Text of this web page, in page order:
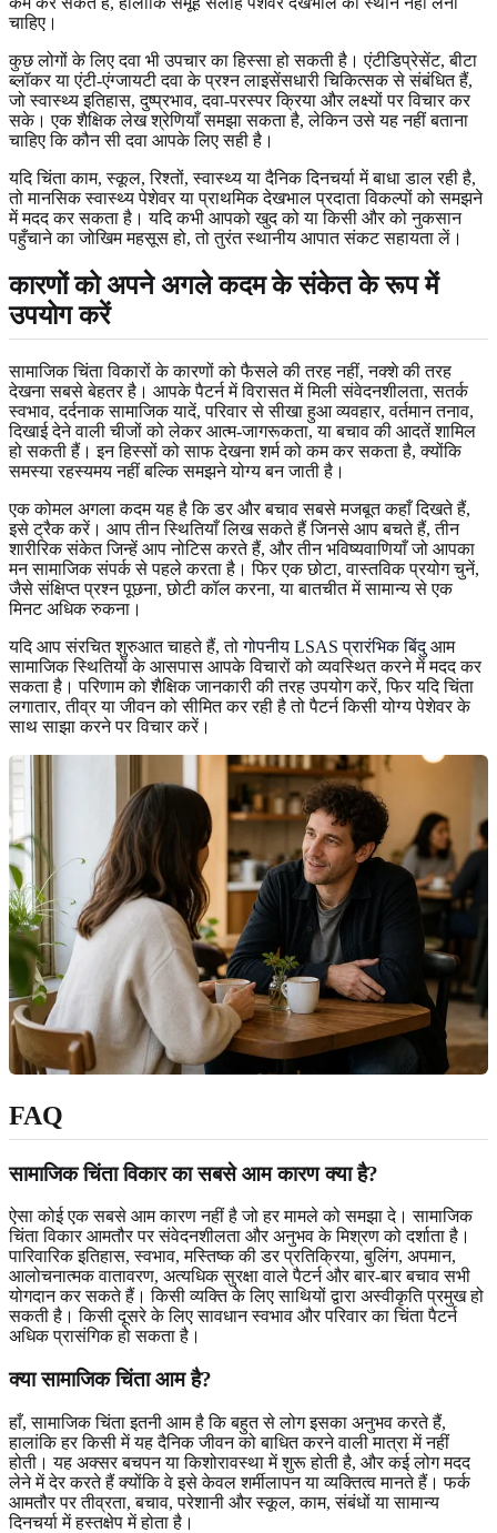
चाहिए।
कुछ लोगों के लिए दवा भी उपचार का हिस्सा हो सकती है। एंटीडिप्रेसेंट, बीटा
ब्लॉकर या एंटी-एंग्जायटी दवा के प्रश्न लाइसेंसधारी चिकित्सक से संबंधित हैं,
जो स्वास्थ्य इतिहास, दुष्प्रभाव, दवा-परस्पर क्रिया और लक्ष्यों पर विचार कर
सके। एक शैक्षिक लेख श्रेणियाँ समझा सकता है, लेकिन उसे यह नहीं बताना
चाहिए कि कौन सी दवा आपके लिए सही है।
यदि चिंता काम, स्कूल, रिश्तों, स्वास्थ्य या दैनिक दिनचर्या में बाधा डाल रही है,
तो मानसिक स्वास्थ्य पेशेवर या प्राथमिक देखभाल प्रदाता विकल्पों को समझने
में मदद कर सकता है। यदि कभी आपको खुद को या किसी और को नुकसान
पहुँचाने का जोखिम महसूस हो, तो तुरंत स्थानीय आपात संकट सहायता लें।
कारणों को अपने अगले कदम के संकेत के रूप में
उपयोग करें
सामाजिक चिंता विकारों के कारणों को फैसले की तरह नहीं, नक्शे की तरह
देखना सबसे बेहतर है। आपके पैटर्न में विरासत में मिली संवेदनशीलता, सतर्क
स्वभाव, दर्दनाक सामाजिक यादें, परिवार से सीखा हुआ व्यवहार, वर्तमान तनाव,
दिखाई देने वाली चीजों को लेकर आत्म-जागरूकता, या बचाव की आदतें शामिल
हो सकती हैं। इन हिस्सों को साफ देखना शर्म को कम कर सकता है, क्योंकि
समस्या रहस्यमय नहीं बल्कि समझने योग्य बन जाती है।
एक कोमल अगला कदम यह है कि डर और बचाव सबसे मजबूत कहाँ दिखते हैं,
इसे ट्रैक करें। आप तीन स्थितियाँ लिख सकते हैं जिनसे आप बचते हैं, तीन
शारीरिक संकेत जिन्हें आप नोटिस करते हैं, और तीन भविष्यवाणियाँ जो आपका
मन सामाजिक संपर्क से पहले करता है। फिर एक छोटा, वास्तविक प्रयोग चुनें,
जैसे संक्षिप्त प्रश्न पूछना, छोटी कॉल करना, या बातचीत में सामान्य से एक
मिनट अधिक रुकना।
यदि आप संरचित शुरुआत चाहते हैं, तोगोपनीय LSAS प्रारंभिक बिंदुआम
सामाजिक स्थितियों के आसपास आपके विचारों को व्यवस्थित करने में मदद कर
सकता है। परिणाम को शैक्षिक जानकारी की तरह उपयोग करें, फिर यदि चिंता
लगातार, तीव्र या जीवन को सीमित कर रही है तो पैटर्न किसी योग्य पेशेवर के
साथ साझा करने पर विचार करें।
FAQ
सामाजिक चिंता विकार का सबसे आम कारण क्या है?
ऐसा कोई एक सबसे आम कारण नहीं है जो हर मामले को समझा दे। सामाजिक
चिंता विकार आमतौर पर संवेदनशीलता और अनुभव के मिश्रण को दर्शाता है।
पारिवारिक इतिहास, स्वभाव, मस्तिष्क की डर प्रतिक्रिया, बुलिंग, अपमान,
आलोचनात्मक वातावरण, अत्यधिक सुरक्षा वाले पैटर्न और बार-बार बचाव सभी
योगदान कर सकते हैं। किसी व्यक्ति के लिए साथियों द्वारा अस्वीकृति प्रमुख हो
सकती है। किसी दूसरे के लिए सावधान स्वभाव और परिवार का चिंता पैटर्न
अधिक प्रासंगिक हो सकता है।
क्या सामाजिक चिंता आम है?
हाँ, सामाजिक चिंता इतनी आम है कि बहुत से लोग इसका अनुभव करते हैं,
हालांकि हर किसी में यह दैनिक जीवन को बाधित करने वाली मात्रा में नहीं
होती। यह अक्सर बचपन या किशोरावस्था में शुरू होती है, और कई लोग मदद
लेने में देर करते हैं क्योंकि वे इसे केवल शर्मीलापन या व्यक्तित्व मानते हैं। फर्क
आमतौर पर तीव्रता, बचाव, परेशानी और स्कूल, काम, संबंधों या सामान्य
दिनचर्या में हस्तक्षेप में होता है।